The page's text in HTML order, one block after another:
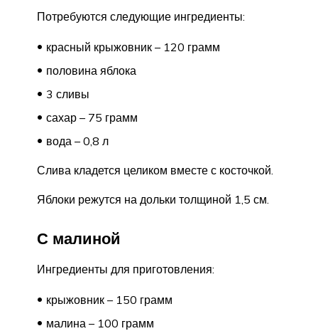
Потребуются следующие ингредиенты:
красный крыжовник – 120 грамм
половина яблока
3 сливы
сахар – 75 грамм
вода – 0,8 л
Слива кладется целиком вместе с косточкой.
Яблоки режутся на дольки толщиной 1,5 см.
С малиной
Ингредиенты для приготовления:
крыжовник – 150 грамм
малина – 100 грамм